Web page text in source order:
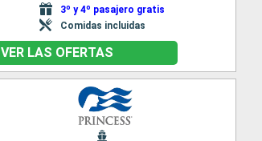
3º y 4º pasajero gratis
Comidas incluidas
VER LAS OFERTAS